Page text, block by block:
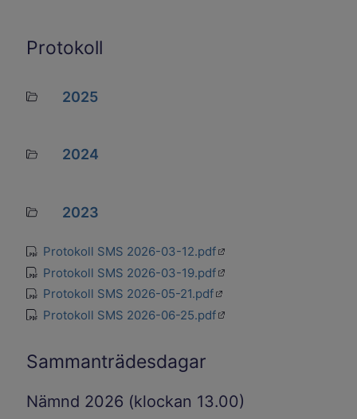
Protokoll
Mapp 2025
Mapp 2024
Mapp 2023
pdfProtokoll SMS 2026-03-12.pdfÖppnas i en ny flik
pdfProtokoll SMS 2026-03-19.pdfÖppnas i en ny flik
pdfProtokoll SMS 2026-05-21.pdfÖppnas i en ny flik
pdfProtokoll SMS 2026-06-25.pdfÖppnas i en ny flik
Sammanträdesdagar
Nämnd 2026 (klockan 13.00)